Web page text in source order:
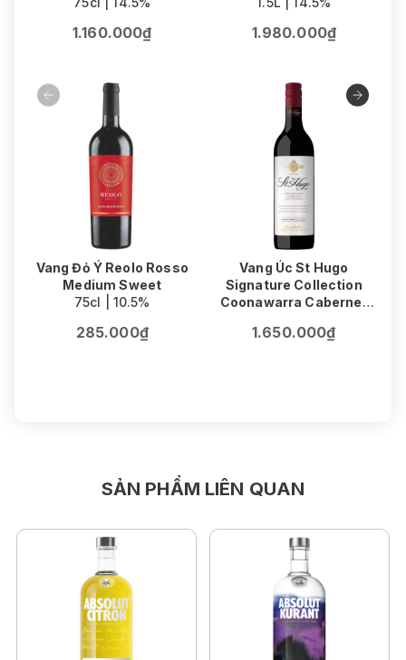
1.160.000₫ 1.980.000₫
Vang Đỏ Ý Reolo Rosso
Medium Sweet
75cl | 10.5%
285.000₫
Vang Úc St Hugo
Signature Collection
Coonawarra Cabernet
75cl | 14.5%
1.650.000₫
SẢN PHẨM LIÊN QUAN